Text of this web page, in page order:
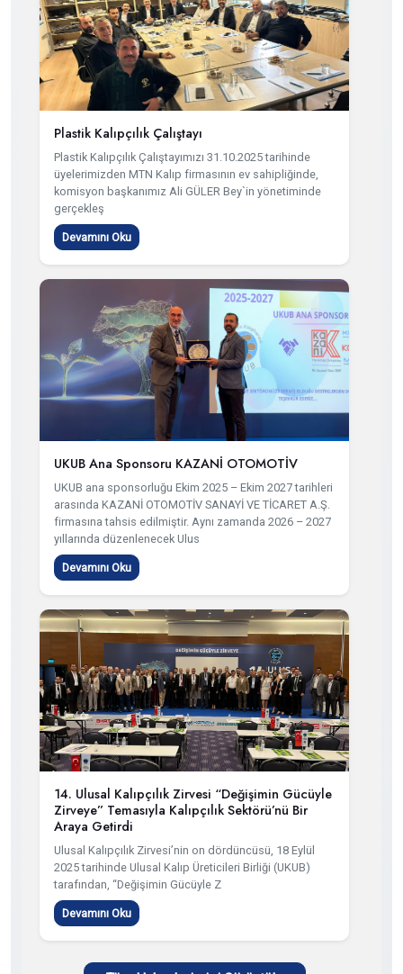
Plastik Kalıpçılık Çalıştayı
Plastik Kalıpçılık Çalıştayımızı 31.10.2025 tarihinde
üyelerimizden MTN Kalıp firmasının ev sahipliğinde,
komisyon başkanımız Ali GÜLER Bey`in yönetiminde
gerçekleş
Devamını Oku
UKUB Ana Sponsoru KAZANİ OTOMOTİV
UKUB ana sponsorluğu Ekim 2025 – Ekim 2027 tarihleri
arasında KAZANİ OTOMOTİV SANAYİ VE TİCARET A.Ş.
firmasına tahsis edilmiştir. Aynı zamanda 2026 – 2027
yıllarında düzenlenecek Ulus
Devamını Oku
14. Ulusal Kalıpçılık Zirvesi “Değişimin Gücüyle
Zirveye” Temasıyla Kalıpçılık Sektörü’nü Bir
Araya Getirdi
Ulusal Kalıpçılık Zirvesi’nin on dördüncüsü, 18 Eylül
2025 tarihinde Ulusal Kalıp Üreticileri Birliği (UKUB)
tarafından, “Değişimin Gücüyle Z
Devamını Oku